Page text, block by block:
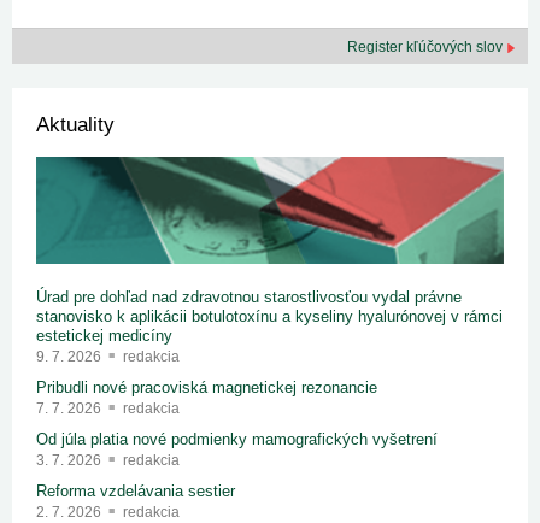
Register kľúčových slov
Aktuality
Úrad pre dohľad nad zdravotnou starostlivosťou vydal právne
stanovisko k aplikácii botulotoxínu a kyseliny hyalurónovej v rámci
estetickej medicíny
9. 7. 2026 redakcia
Pribudli nové pracoviská magnetickej rezonancie
7. 7. 2026 redakcia
Od júla platia nové podmienky mamografických vyšetrení
3. 7. 2026 redakcia
Reforma vzdelávania sestier
2. 7. 2026 redakcia